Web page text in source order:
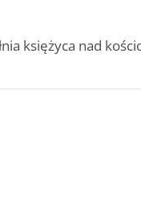
księżyca nad